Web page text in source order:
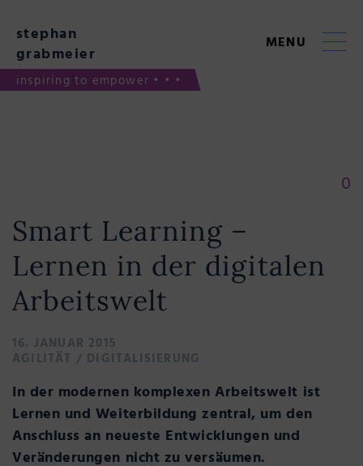
content
stephan
grabmeier
inspiring to empower • • •
MENU
0
Smart Learning –
Lernen in der digitalen
Arbeitswelt
16. JANUAR 2015
AGILITÄT / DIGITALISIERUNG
In der modernen komplexen Arbeitswelt ist
Lernen und Weiterbildung zentral, um den
Anschluss an neueste Entwicklungen und
Veränderungen nicht zu versäumen.